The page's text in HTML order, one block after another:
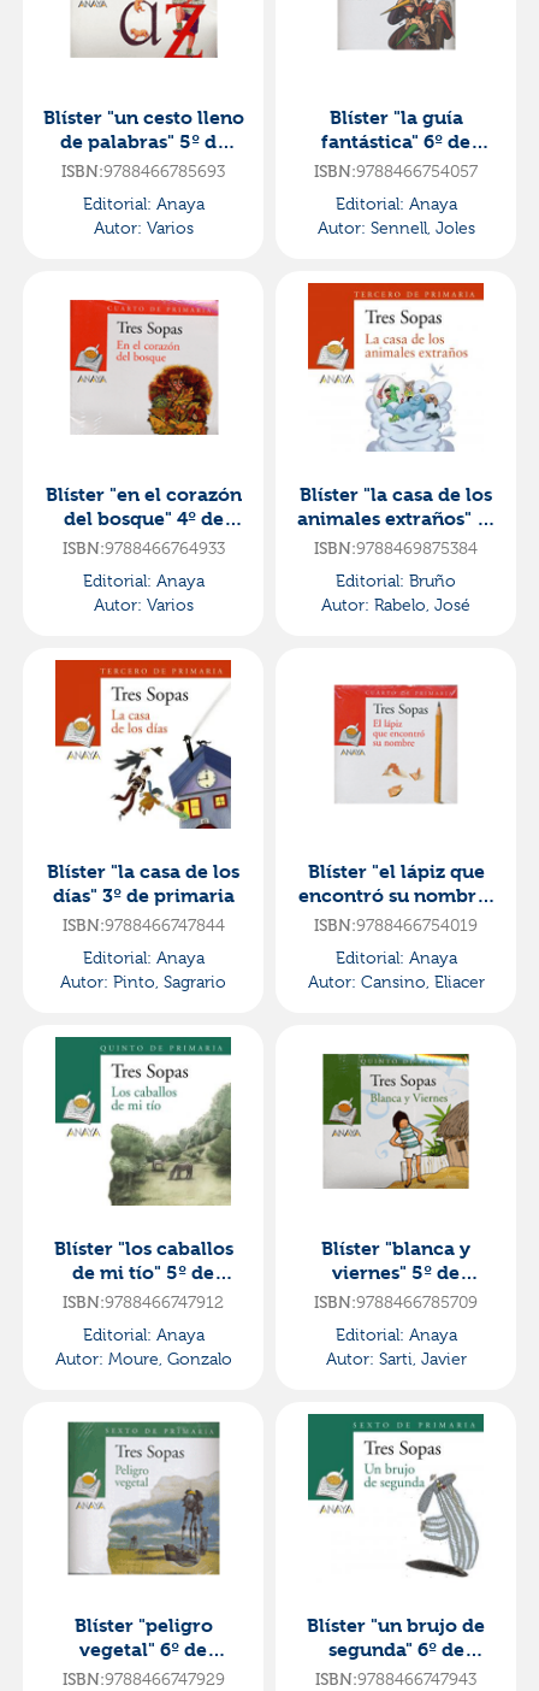
Blíster "un cesto lleno
de palabras" 5º de
primaria
ISBN:9788466785693
Editorial: Anaya
Autor: Varios
Blíster "la guía
fantástica" 6º de
primaria
ISBN:9788466754057
Editorial: Anaya
Autor: Sennell, Joles
Blíster "en el corazón
del bosque" 4º de
primaria
ISBN:9788466764933
Editorial: Anaya
Autor: Varios
Blíster "la casa de los
animales extraños" 3º
de primaria
ISBN:9788469875384
Editorial: Bruño
Autor: Rabelo, José
Blíster "la casa de los
días" 3º de primaria
ISBN:9788466747844
Editorial: Anaya
Autor: Pinto, Sagrario
Blíster "el lápiz que
encontró su nombre"
4º de primaria
ISBN:9788466754019
Editorial: Anaya
Autor: Cansino, Eliacer
Blíster "los caballos
de mi tío" 5º de
primaria
ISBN:9788466747912
Editorial: Anaya
Autor: Moure, Gonzalo
Blíster "blanca y
viernes" 5º de
primaria
ISBN:9788466785709
Editorial: Anaya
Autor: Sarti, Javier
Blíster "peligro
vegetal" 6º de
primaria
ISBN:9788466747929
Blíster "un brujo de
segunda" 6º de
primaria
ISBN:9788466747943